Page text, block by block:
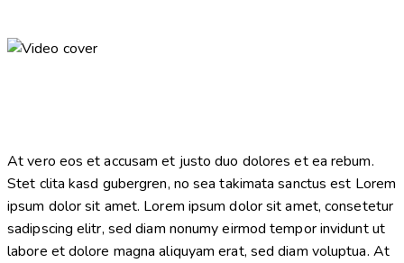
At vero eos et accusam et justo duo dolores et ea rebum.
Stet clita kasd gubergren, no sea takimata sanctus est Lorem
ipsum dolor sit amet. Lorem ipsum dolor sit amet, consetetur
sadipscing elitr, sed diam nonumy eirmod tempor invidunt ut
labore et dolore magna aliquyam erat, sed diam voluptua. At